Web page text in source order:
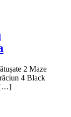
2 Maze
4 Black
[…]